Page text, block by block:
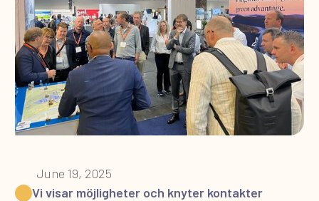
June 19, 2025
Vi visar möjligheter och knyter kontakter